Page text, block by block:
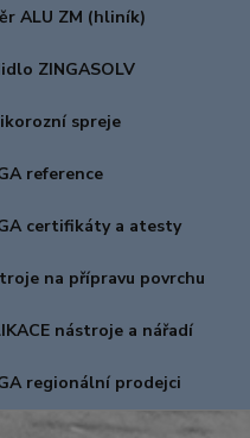
ALU ZM (hliník)
ZINGASOLV
spreje
reference
certifikáty a atesty
na přípravu povrchu
nástroje a nářadí
regionální prodejci